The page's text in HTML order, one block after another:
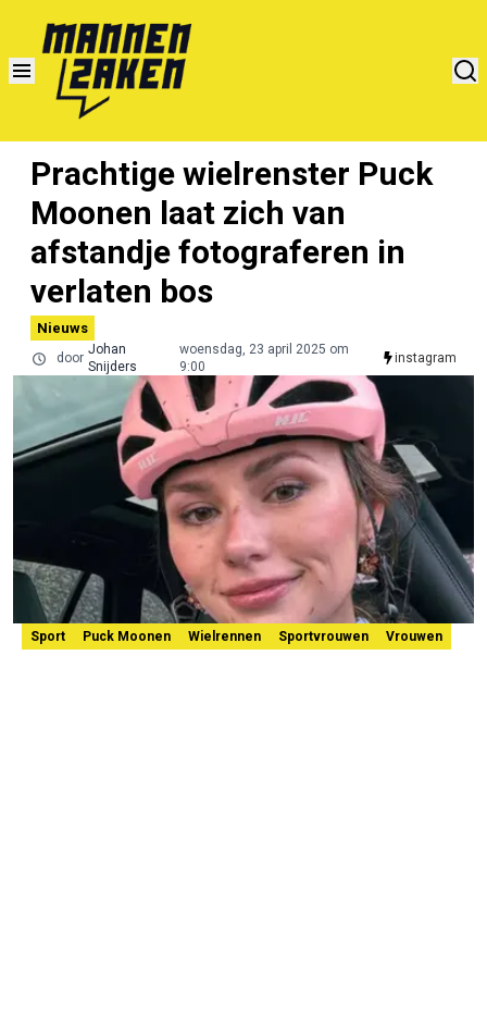
Prachtige wielrenster Puck
Moonen laat zich van
afstandje fotograferen in
verlaten bos
Nieuws
door
Johan
Snijders
woensdag, 23 april 2025 om
9:00
instagram
Sport Puck Moonen Wielrennen Sportvrouwen Vrouwen